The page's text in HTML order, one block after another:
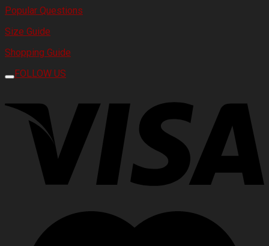
Popular Questions
Size Guide
Shopping Guide
FOLLOW US